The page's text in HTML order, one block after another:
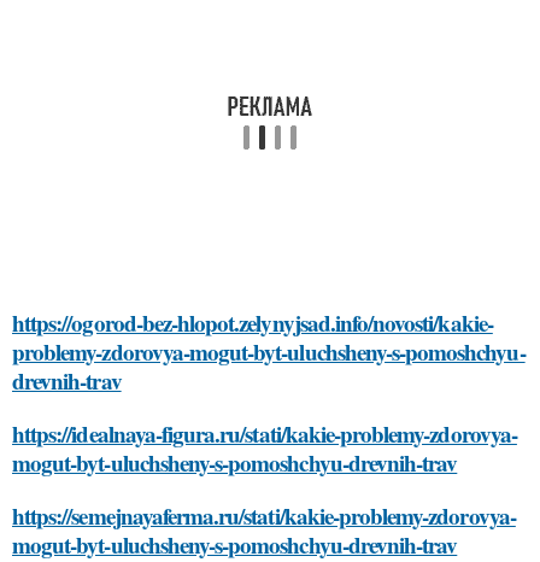
https://ogorod-bez-hlopot.zelynyjsad.info/novosti/kakie-
problemy-zdorovya-mogut-byt-uluchsheny-s-pomoshchyu-
drevnih-trav
https://idealnaya-figura.ru/stati/kakie-problemy-zdorovya-
mogut-byt-uluchsheny-s-pomoshchyu-drevnih-trav
https://semejnayaferma.ru/stati/kakie-problemy-zdorovya-
mogut-byt-uluchsheny-s-pomoshchyu-drevnih-trav